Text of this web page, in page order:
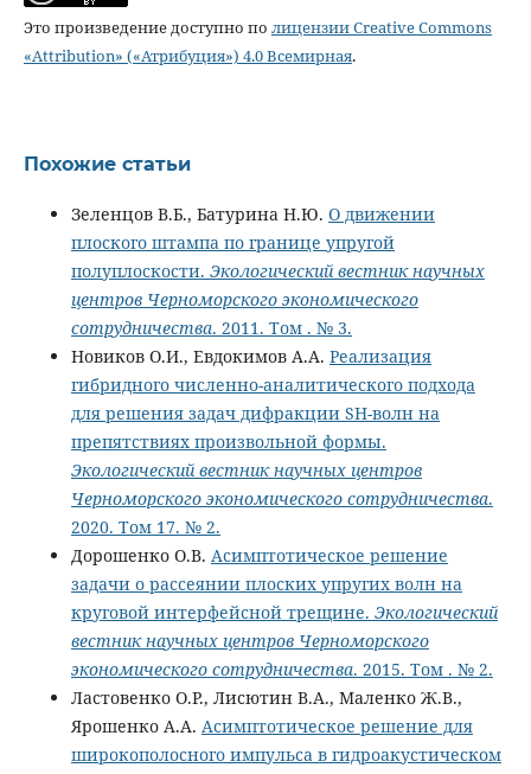
Это произведение доступно по лицензии Creative Commons
«Attribution» («Атрибуция») 4.0 Всемирная.
Похожие статьи
Зеленцов В.Б., Батурина Н.Ю. О движении
плоского штампа по границе упругой
полуплоскости. Экологический вестник научных
центров Черноморского экономического
сотрудничества. 2011. Том . № 3.
Новиков О.И., Евдокимов А.А. Реализация
гибридного численно-аналитического подхода
для решения задач дифракции SH-волн на
препятствиях произвольной формы.
Экологический вестник научных центров
Черноморского экономического сотрудничества.
2020. Том 17. № 2.
Дорошенко О.В. Асимптотическое решение
задачи о рассеянии плоских упругих волн на
круговой интерфейсной трещине. Экологический
вестник научных центров Черноморского
экономического сотрудничества. 2015. Том . № 2.
Ластовенко О.Р., Лисютин В.А., Маленко Ж.В.,
Ярошенко А.А. Асимптотическое решение для
широкополосного импульса в гидроакустическом